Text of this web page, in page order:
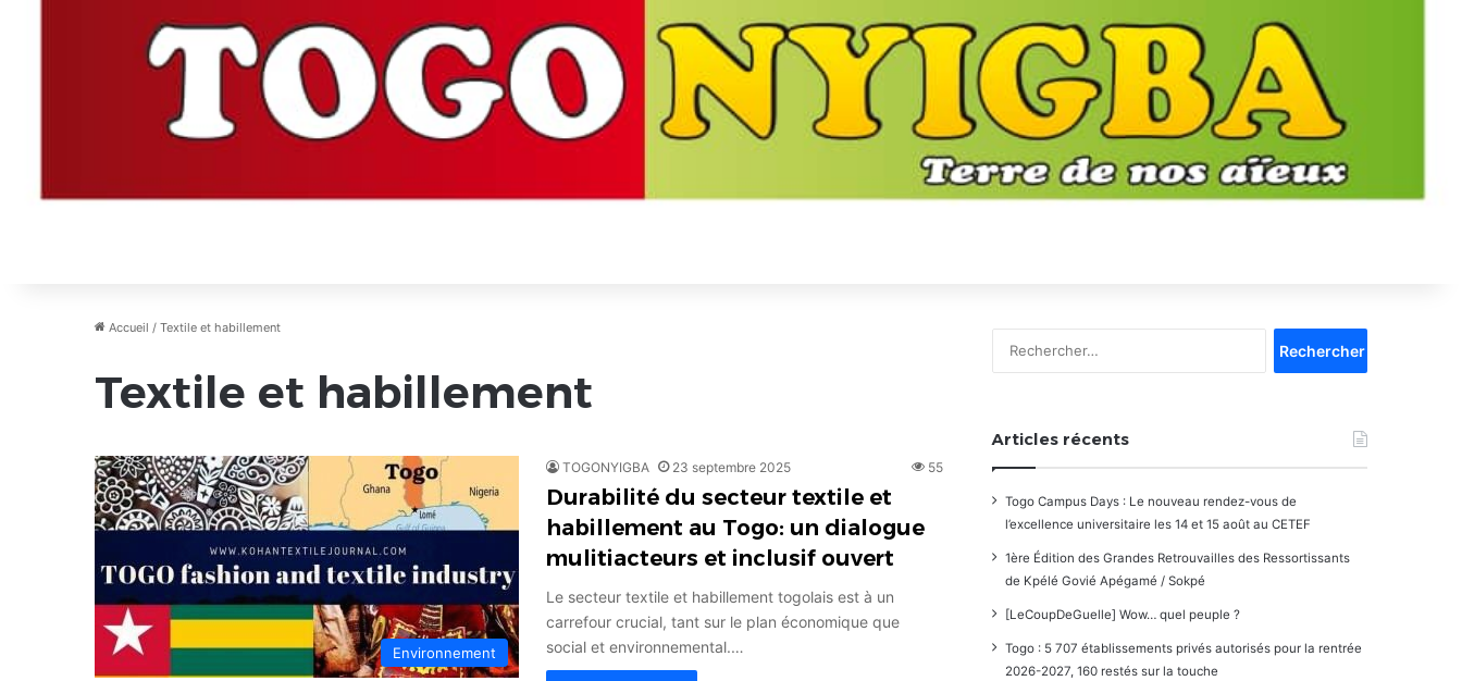
Accueil / Textile et habillement
Textile et habillement
Environnement
TOGONYIGBA 23 septembre 2025 55
Durabilité du secteur textile et
habillement au Togo: un dialogue
mulitiacteurs et inclusif ouvert
Le secteur textile et habillement togolais est à un
carrefour crucial, tant sur le plan économique que
social et environnemental.…
Articles récents
Togo Campus Days : Le nouveau rendez-vous de
l’excellence universitaire les 14 et 15 août au CETEF
1ère Édition des Grandes Retrouvailles des Ressortissants
de Kpélé Govié Apégamé / Sokpé
[LeCoupDeGuelle] Wow… quel peuple ?
Togo : 5 707 établissements privés autorisés pour la rentrée
2026-2027, 160 restés sur la touche